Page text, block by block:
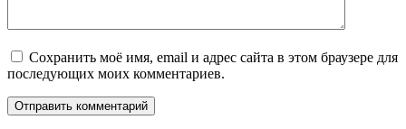
Сохранить моё имя, email и адрес сайта в этом браузере для
последующих моих комментариев.